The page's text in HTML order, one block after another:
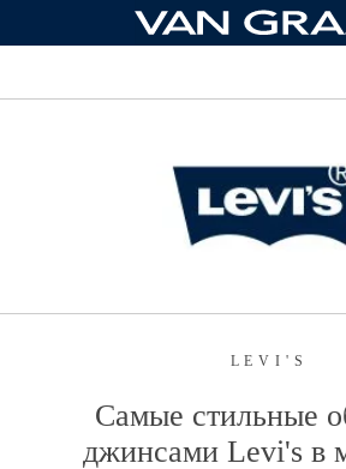
содержимому
Корпоративная информация
Предприятие
LEVI'S
Самые стильные
джинсами Levi's в